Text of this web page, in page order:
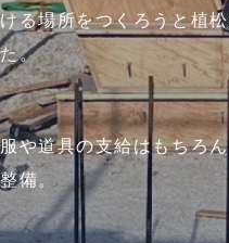
ける場所をつくろうと植
た。
服や道具の支給はもちろ
整備。